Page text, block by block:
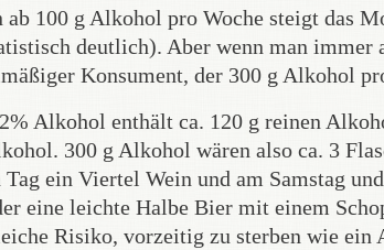
100 g Alkohol pro Woche steigt das
deutlich). Aber wenn man immer
Konsument, der 300 g Alkohol
Alkohol enthält ca. 120 g reinen
300 g Alkohol wären also ca. 3
ein Viertel Wein und am Samstag
eine leichte Halbe Bier mit einem
Risiko, vorzeitig zu sterben wie ein